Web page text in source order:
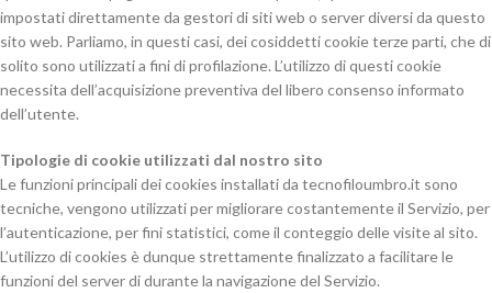
impostati direttamente da gestori di siti web o server diversi da questo
sito web. Parliamo, in questi casi, dei cosiddetti cookie terze parti, che di
solito sono utilizzati a fini di profilazione. L’utilizzo di questi cookie
necessita dell’acquisizione preventiva del libero consenso informato
dell’utente.
Tipologie di cookie utilizzati dal nostro sito
Le funzioni principali dei cookies installati da tecnofiloumbro.it sono
tecniche, vengono utilizzati per migliorare costantemente il Servizio, per
l’autenticazione, per fini statistici, come il conteggio delle visite al sito.
L’utilizzo di cookies è dunque strettamente finalizzato a facilitare le
funzioni del server di durante la navigazione del Servizio.